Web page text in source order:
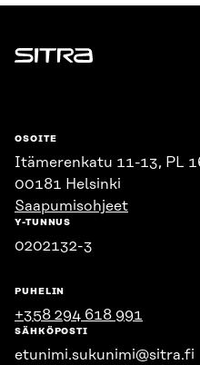
Sitra
OSOITE
Itämerenkatu 11-13, PL
00181 Helsinki
Saapumisohjeet
Y-TUNNUS
0202132-3
PUHELIN
+358 294 618 991
SÄHKÖPOSTI
etunimi.sukunimi@sitra.fi